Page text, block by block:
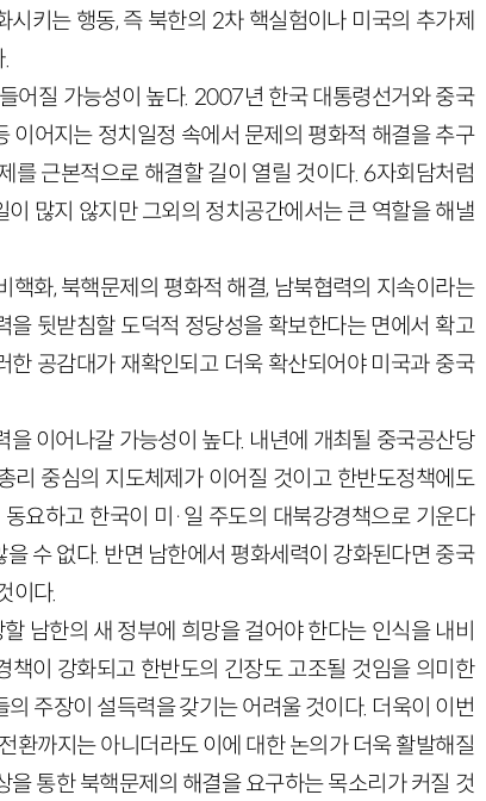
키는 행동, 즉 북한의 2차 핵실험이나 미국의 추가제
어질 가능성이 높다. 2007년 한국 대통령선거와 중국
어지는 정치일정 속에서 문제의 평화적 해결을 추구
를 근본적으로 해결할 길이 열릴 것이다. 6자회담처럼
많지 않지만 그외의 정치공간에서는 큰 역할을 해낼
화, 북핵문제의 평화적 해결, 남북협력의 지속이라는
뒷받침할 도덕적 정당성을 확보한다는 면에서 확고
공감대가 재확인되고 더욱 확산되어야 미국과 중국
이어나갈 가능성이 높다. 내년에 개최될 중국공산당
중심의 지도체제가 이어질 것이고 한반도정책에도
요하고 한국이 미·일 주도의 대북강경책으로 기운다
수 없다. 반면 남한에서 평화세력이 강화된다면 중국
이다.
남한의 새 정부에 희망을 걸어야 한다는 인식을 내비
이 강화되고 한반도의 긴장도 고조될 것임을 의미한
주장이 설득력을 갖기는 어려울 것이다. 더욱이 이번
환까지는 아니더라도 이에 대한 논의가 더욱 활발해질
통한 북핵문제의 해결을 요구하는 목소리가 커질 것